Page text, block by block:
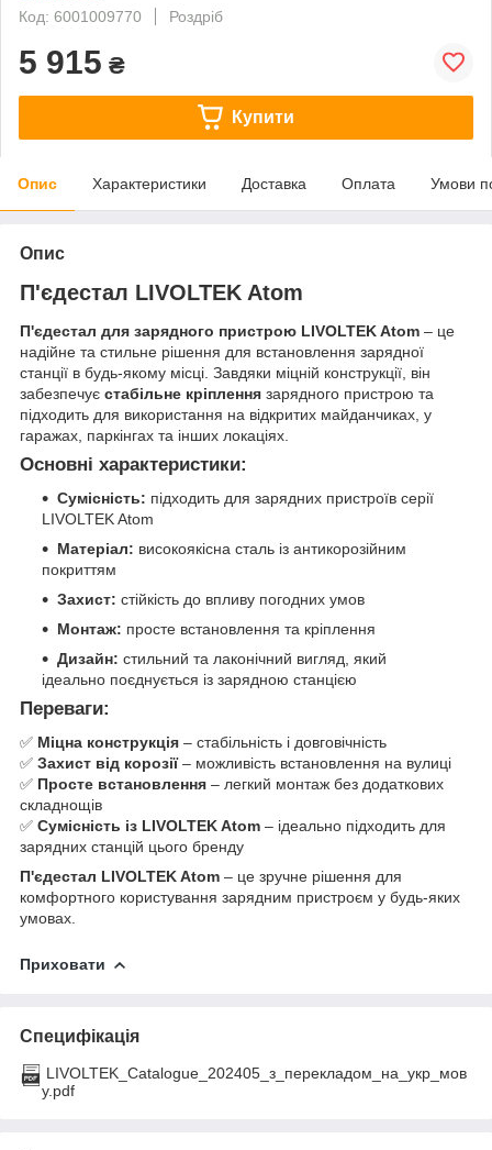
Код: 6001009770
Роздріб
5 915 ₴
Купити
Опис Характеристики Доставка Оплата Умови
Опис
П'єдестал LIVOLTEK Atom
П'єдестал для зарядного пристрою LIVOLTEK Atom – це
надійне та стильне рішення для встановлення зарядної
станції в будь-якому місці. Завдяки міцній конструкції, він
забезпечує стабільне кріплення зарядного пристрою та
підходить для використання на відкритих майданчиках, у
гаражах, паркінгах та інших локаціях.
Основні характеристики:
Сумісність: підходить для зарядних пристроїв серії
LIVOLTEK Atom
Матеріал: високоякісна сталь із антикорозійним
покриттям
Захист: стійкість до впливу погодних умов
Монтаж: просте встановлення та кріплення
Дизайн: стильний та лаконічний вигляд, який
ідеально поєднується із зарядною станцією
Переваги:
✅ Міцна конструкція – стабільність і довговічність
✅ Захист від корозії– можливість встановлення на вулиці
✅ Просте встановлення – легкий монтаж без додаткових
складнощів
✅ Сумісність із LIVOLTEK Atom – ідеально підходить для
зарядних станцій цього бренду
П'єдестал LIVOLTEK Atom – це зручне рішення для
комфортного користування зарядним пристроєм у будь-яких
умовах.
Приховати
Специфікація
LIVOLTEK_Catalogue_202405_з_перекладом_на_укр_мов
у.pdf